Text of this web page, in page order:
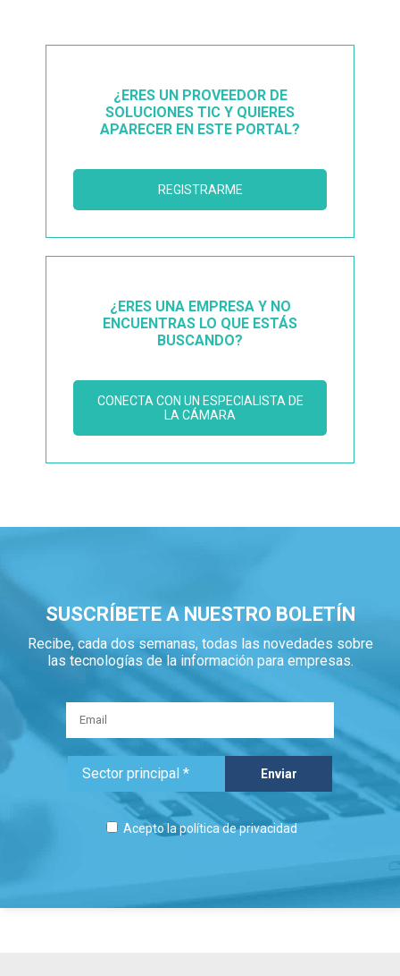
¿ERES UN PROVEEDOR DE
SOLUCIONES TIC Y QUIERES
APARECER EN ESTE PORTAL?
REGISTRARME
¿ERES UNA EMPRESA Y NO
ENCUENTRAS LO QUE ESTÁS
BUSCANDO?
CONECTA CON UN ESPECIALISTA DE
LA CÁMARA
SUSCRÍBETE A NUESTRO BOLETÍN
Recibe, cada dos semanas, todas las novedades sobre
las tecnologías de la información para empresas.
Acepto lapolítica de privacidad